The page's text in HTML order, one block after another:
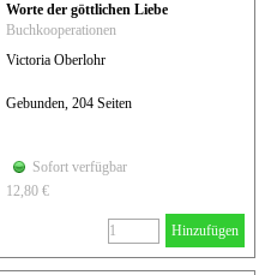
Worte der göttlichen Liebe
Buchkooperationen
Victoria Oberlohr
Gebunden, 204 Seiten
Sofort verfügbar
12,80 €
Hinzufügen